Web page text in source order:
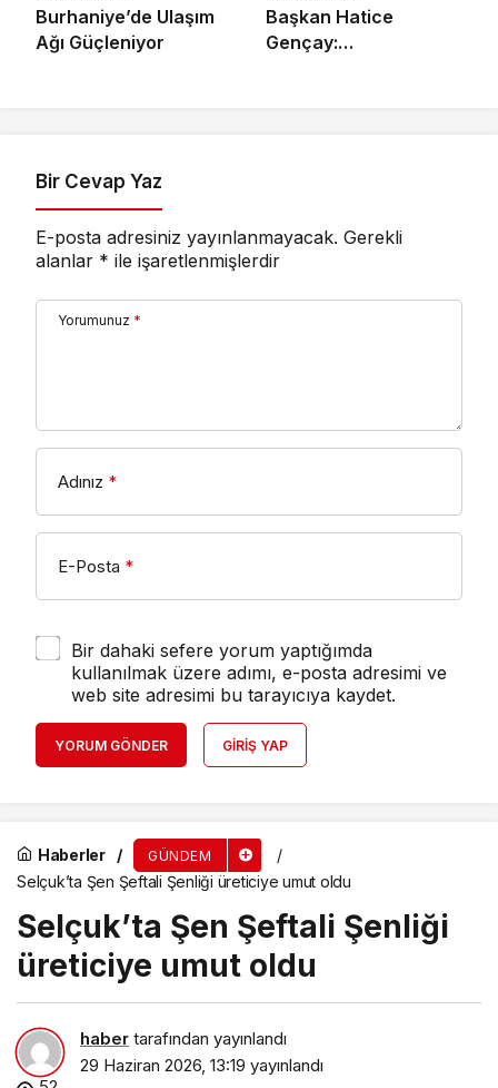
Burhaniye’de Ulaşım
Ağı Güçleniyor
Başkan Hatice
Gençay:
Bir Cevap Yaz
E-posta adresiniz yayınlanmayacak. Gerekli
alanlar * ile işaretlenmişlerdir
Yorumunuz *
Adınız *
E-Posta *
Bir dahaki sefere yorum yaptığımda
kullanılmak üzere adımı, e-posta adresimi ve
web site adresimi bu tarayıcıya kaydet.
YORUM GÖNDER GIRIŞ YAP
Haberler GÜNDEM
Selçuk’ta Şen Şeftali Şenliği üreticiye umut oldu
Selçuk’ta Şen Şeftali Şenliği
üreticiye umut oldu
haber tarafından yayınlandı
29 Haziran 2026, 13:19 yayınlandı